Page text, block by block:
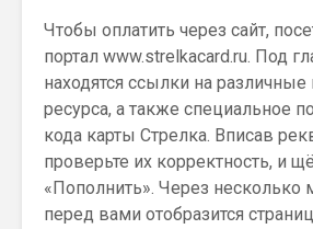
Чтобы оплатить через сайт,
портал www.strelkacard.ru. Под
находятся ссылки на
ресурса, а также специальное
кода карты Стрелка. Вписав
проверьте их корректность, и
«Пополнить». Через несколько
перед вами отобразится